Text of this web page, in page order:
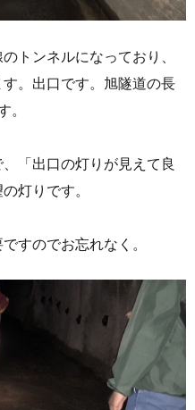
トンネルになっており、
。出口です。旭隧道の長
。
「出口の灯りが見えて良
灯りです。
すのでお忘れなく。